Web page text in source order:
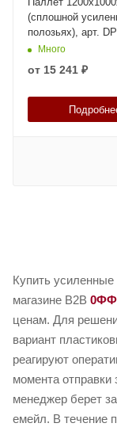
(сплошной
полозьях), арт.
серый, код: 17552
Много
от 15 241 ₽
Купить
магазине B2B
ценам. Для
вариант
реагируют
момента отправки
менеджер берет
емейл. В течение